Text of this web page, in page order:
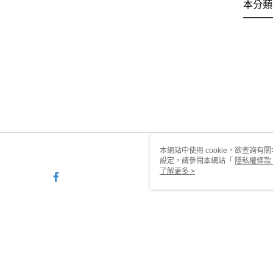
本分
本網站中使用 cookie，欲查詢有
設定，請參閱本網站「 隱私權條款
使用 cookie。
了解更多 >